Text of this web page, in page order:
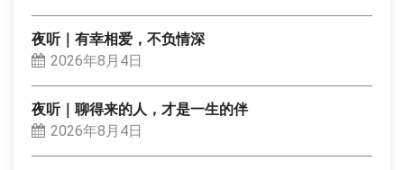
夜听｜有幸相爱，不负情深
2026年8月4日
夜听｜聊得来的人，才是一生的伴
2026年8月4日